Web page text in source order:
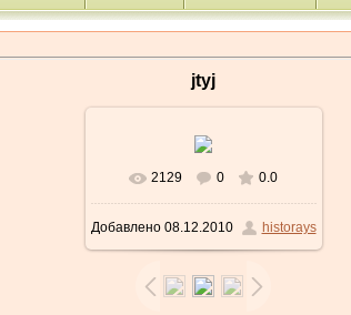
jtyj
2129 0 0.0
Добавлено08.12.2010 historays